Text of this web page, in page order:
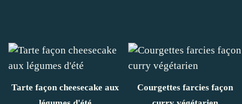
Tarte façon cheesecake aux
Courgettes farcies façon